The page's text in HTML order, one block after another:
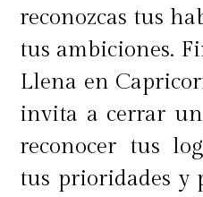
reconozcas tus
tus ambiciones.
Llena en
invita a cerrar
reconocer tus
tus prioridades y